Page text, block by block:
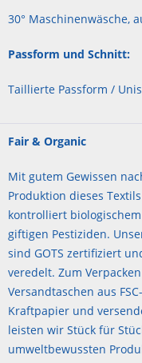
30° Maschinenwäsche,
Passform und Schnitt:
Taillierte Passform /
Fair & Organic
Mit gutem Gewissen
Produktion dieses
kontrolliert
giftigen Pestiziden.
sind GOTS zertifiziert
veredelt. Zum
Versandtaschen aus
Kraftpapier und
leisten wir Stück für
umweltbewussten